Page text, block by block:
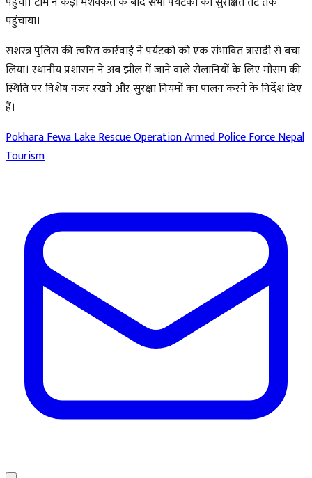
पहुंचाया।
सशस्त्र पुलिस की त्वरित कार्रवाई ने पर्यटकों को एक संभावित त्रासदी से बचा
लिया। स्थानीय प्रशासन ने अब झील में जाने वाले सैलानियों के लिए मौसम की
स्थिति पर विशेष नजर रखने और सुरक्षा नियमों का पालन करने के निर्देश दिए
हैं।
PokharaFewa LakeRescue OperationArmed Police ForceNepal
Tourism